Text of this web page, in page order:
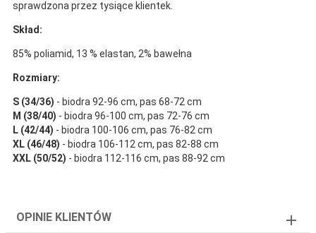
sprawdzona przez tysiące klientek.
Skład:
85% poliamid, 13 % elastan, 2% bawełna
Rozmiary:
S (34/36) - biodra 92-96 cm, pas 68-72 cm
M (38/40) - biodra 96-100 cm, pas 72-76 cm
L (42/44) - biodra 100-106 cm, pas 76-82 cm
XL (46/48) - biodra 106-112 cm, pas 82-88 cm
XXL (50/52) - biodra 112-116 cm, pas 88-92 cm
OPINIE KLIENTÓW